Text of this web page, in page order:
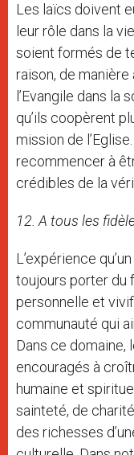
Les laïcs doivent
leur rôle dans la
soient formés de
raison, de
l’Evangile dans la
qu’ils coopèrent
mission de
recommencer à
crédibles de la
12. A tous les
L’expérience
toujours porter du
personnelle et
communauté qui
Dans ce domaine,
encouragés à
humaine et
sainteté, de
des richesses